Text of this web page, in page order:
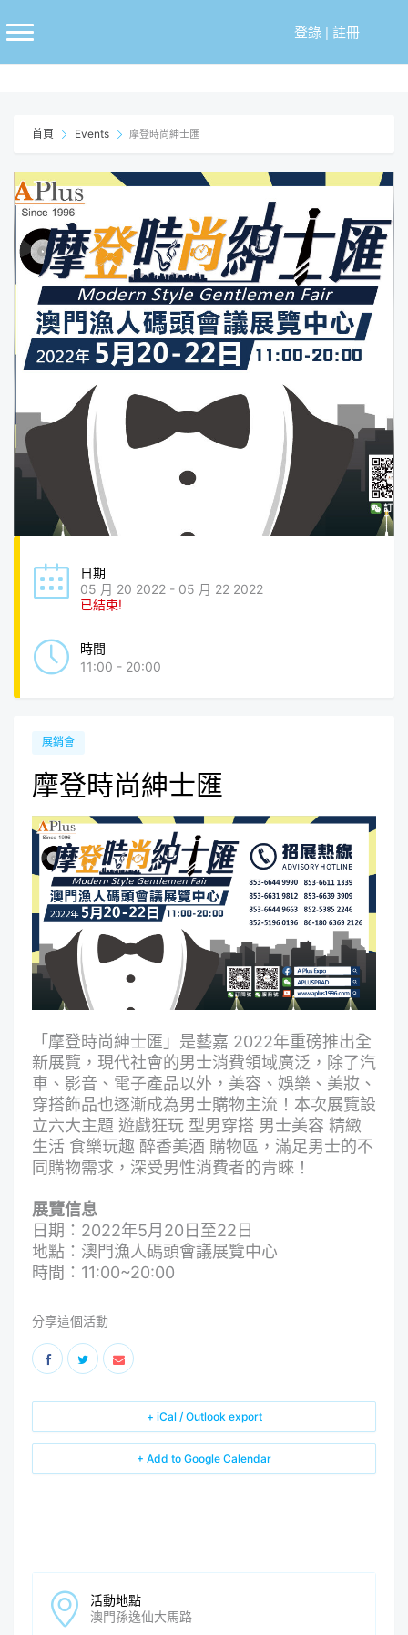
至
登錄| 註冊
首頁 Events 摩登時尚紳士匯
日期
05 月 20 2022 - 05 月 22 2022
已結束!
時間
11:00 - 20:00
展銷會
摩登時尚紳士匯
「摩登時尚紳士匯」是藝嘉 2022年重磅推出全
新展覽，現代社會的男士消費領域廣泛，除了汽
車、影音、電子產品以外，美容、娛樂、美妝、
穿搭飾品也逐漸成為男士購物主流！本次展覽設
立六大主題 遊戲狂玩 型男穿搭 男士美容 精緻
生活 食樂玩趣 醉香美酒 購物區，滿足男士的不
同購物需求，深受男性消費者的青睞！
展覽信息
日期：2022年5月20日至22日
地點：澳門漁人碼頭會議展覽中心
時間：11:00~20:00
分享這個活動
+ Add to Google Calendar
+ iCal / Outlook export
活動地點
澳門孫逸仙大馬路